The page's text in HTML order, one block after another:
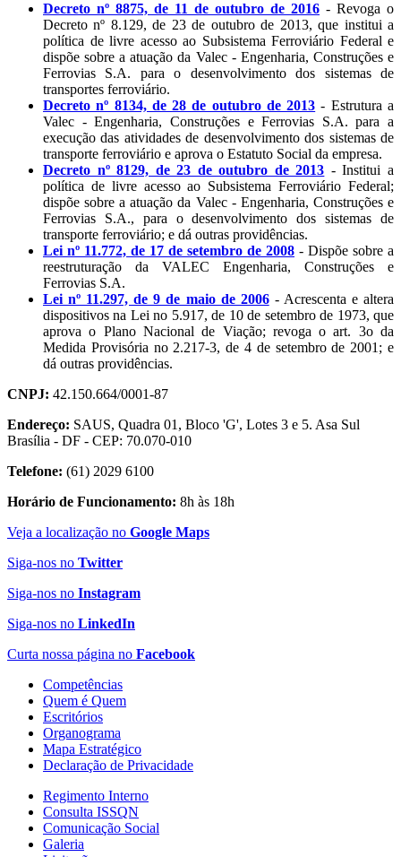
Decreto nº 8875, de 11 de outubro de 2016 - Revoga o
Decreto nº 8.129, de 23 de outubro de 2013, que institui a
política de livre acesso ao Subsistema Ferroviário Federal e
dispõe sobre a atuação da Valec - Engenharia, Construções e
Ferrovias S.A. para o desenvolvimento dos sistemas de
transportes ferroviário.
Decreto nº 8134, de 28 de outubro de 2013 - Estrutura a
Valec - Engenharia, Construções e Ferrovias S.A. para a
execução das atividades de desenvolvimento dos sistemas de
transporte ferroviário e aprova o Estatuto Social da empresa.
Decreto nº 8129, de 23 de outubro de 2013 - Institui a
política de livre acesso ao Subsistema Ferroviário Federal;
dispõe sobre a atuação da Valec - Engenharia, Construções e
Ferrovias S.A., para o desenvolvimento dos sistemas de
transporte ferroviário; e dá outras providências.
Lei nº 11.772, de 17 de setembro de 2008 - Dispõe sobre a
reestruturação da VALEC Engenharia, Construções e
Ferrovias S.A.
Lei nº 11.297, de 9 de maio de 2006- Acrescenta e altera
dispositivos na Lei no 5.917, de 10 de setembro de 1973, que
aprova o Plano Nacional de Viação; revoga o art. 3o da
Medida Provisória no 2.217-3, de 4 de setembro de 2001; e
dá outras providências.
CNPJ: 42.150.664/0001-87
Endereço: SAUS, Quadra 01, Bloco 'G', Lotes 3 e 5. Asa Sul
Brasília - DF - CEP: 70.070-010
Telefone: (61) 2029 6100
Horário de Funcionamento: 8h às 18h
Veja a localização no Google Maps
Siga-nos no Twitter
Siga-nos no Instagram
Siga-nos no LinkedIn
Curta nossa página no Facebook
Competências
Quem é Quem
Escritórios
Organograma
Mapa Estratégico
Declaração de Privacidade
Regimento Interno
Consulta ISSQN
Comunicação Social
Galeria